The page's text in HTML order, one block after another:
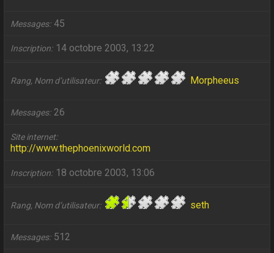
Messages 45
Inscription 14 octobre 2003, 13:22
Rang, Nom d’utilisateur Morpheeus
Messages 26
Site internet
http://www.thephoenixworld.com
Inscription 18 octobre 2003, 13:06
Rang, Nom d’utilisateur seth
Messages 512